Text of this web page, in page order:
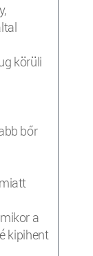
körüli
bőr
a
kipihent